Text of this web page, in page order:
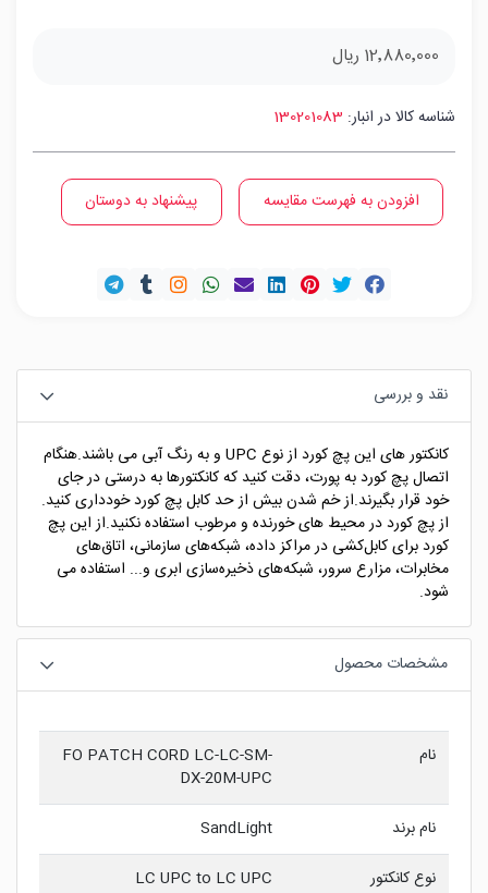
12٬880٬000 ریال
شناسه کالا در انبار: 130201083
افزودن به فهرست مقایسه پیشنهاد به دوستان
نقد و بررسی
کانکتور های این پچ کورد از نوع UPC و به رنگ آبی می باشند.هنگام
اتصال پچ کورد به پورت، دقت کنید که کانکتورها به درستی در جای
خود قرار بگیرند.از خم شدن بیش از حد کابل پچ کورد خودداری کنید.
از پچ کورد در محیط های خورنده و مرطوب استفاده نکنید.از این پچ
کورد برای کابل‌کشی در مراکز داده، شبکه‌های سازمانی، اتاق‌های
مخابرات، مزارع سرور، شبکه‌های ذخیره‌سازی ابری و... استفاده می
شود.
مشخصات محصول
نام
FO PATCH CORD LC-LC-SM-
DX-20M-UPC
نام برند
SandLight
نوع کانکتور
LC UPC to LC UPC